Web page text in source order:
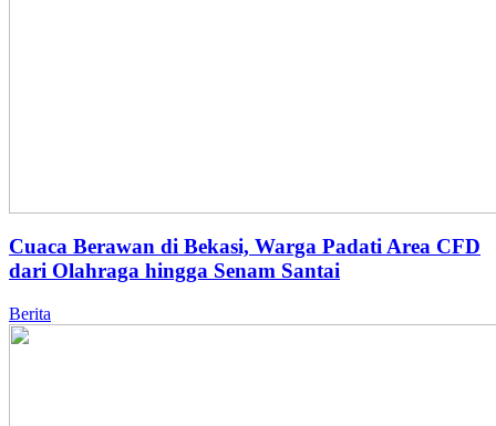
Cuaca Berawan di Bekasi, Warga Padati Area CFD
dari Olahraga hingga Senam Santai
Berita